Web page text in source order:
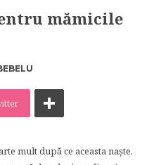
mămicile
mult după ce aceasta naște.